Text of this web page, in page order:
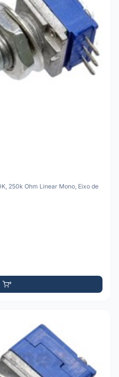
250k Ohm Linear Mono, Eixo de